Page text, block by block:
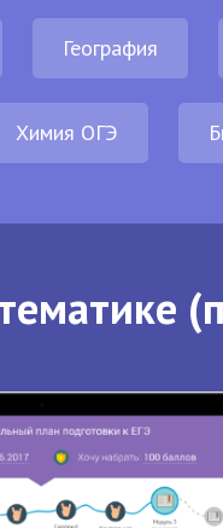
География
Химия ОГЭ